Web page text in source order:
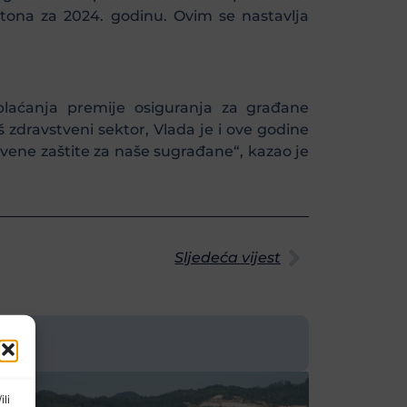
za 2024. godinu. Ovim se nastavlja
premije osiguranja za građane
sektor, Vlada je i ove godine
zaštite za naše sugrađane“, kazao je
Sljedeća vijest